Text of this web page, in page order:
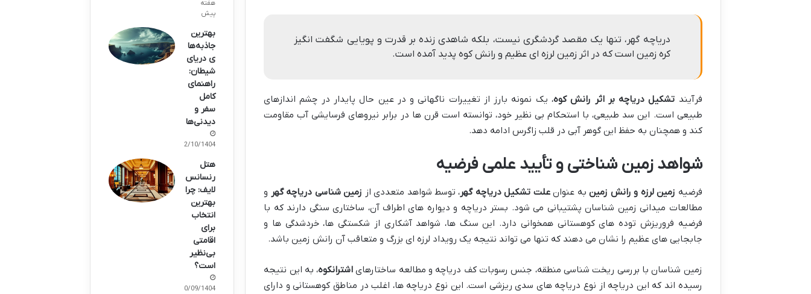
دریاچه گهر، تنها یک مقصد گردشگری نیست، بلکه شاهدی زنده بر قدرت و پویایی شگفت انگیز
کره زمین است که در اثر زمین لرزه ای عظیم و رانش کوه پدید آمده است.
فرآیند تشکیل دریاچه بر اثر رانش کوه، یک نمونه بارز از تغییرات ناگهانی و در عین حال پایدار در چشم اندازهای
طبیعی است. این سد طبیعی، با استحکام بی نظیر خود، توانسته است قرن ها در برابر نیروهای فرسایشی آب مقاومت
کند و همچنان به حفظ این گوهر آبی در قلب زاگرس ادامه دهد.
شواهد زمین شناختی و تأیید علمی فرضیه
فرضیه زمین لرزه و رانش زمینبه عنوانعلت تشکیل دریاچه گهر، توسط شواهد متعددی از زمین شناسی دریاچه گهر و
مطالعات میدانی زمین شناسان پشتیبانی می شود. بستر دریاچه و دیواره های اطراف آن، ساختاری سنگی دارند که با
فرضیه فروریزش توده های کوهستانی همخوانی دارد. این سنگ ها، شواهد آشکاری از شکستگی ها، خردشدگی ها و
جابجایی های عظیم را نشان می دهند که تنها می تواند نتیجه یک رویداد لرزه ای بزرگ و متعاقب آن رانش زمین باشد.
زمین شناسان با بررسی ریخت شناسی منطقه، جنس رسوبات کف دریاچه و مطالعه ساختارهای اشترانکوه، به این نتیجه
رسیده اند که این دریاچه از نوع دریاچه های سدی ریزشی است. این نوع دریاچه ها، اغلب در مناطق کوهستانی و دارای
هفته
پیش
بهترین
جاذبه‌ها
ی دریای
شیطان:
راهنمای
کامل
سفر و
دیدنی‌ها
02/10/1404
هتل
رنسانس
لایف: چرا
بهترین
انتخاب
برای
اقامتی
بی‌نظیر
است؟
30/09/1404